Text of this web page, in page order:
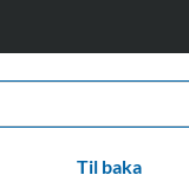
Til baka